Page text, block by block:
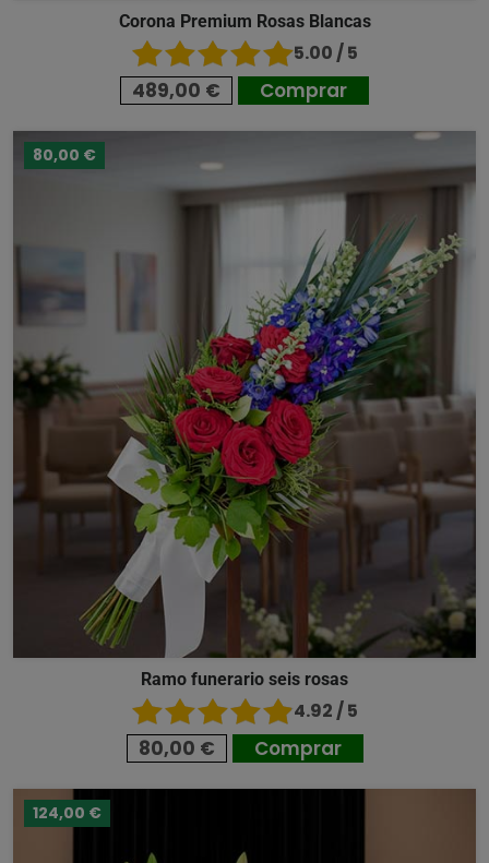
Corona Premium Rosas Blancas
5.00 / 5
489,00 € Comprar
80,00 €
Ramo funerario seis rosas
4.92 / 5
80,00 € Comprar
124,00 €